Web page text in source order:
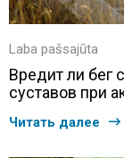
Laba pašsajūta
Вредит ли бег
суставов при
Читать далее